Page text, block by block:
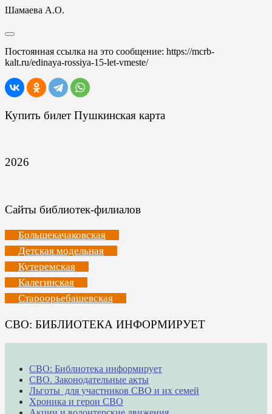
Шамаева А.О.
Постоянная ссылка на это сообщение: https://mcrb-
kalt.ru/edinaya-rossiya-15-let-vmeste/
Купить билет Пушкинская карта
2026
Сайты библиотек-филиалов
Большекачаковская
Детская модельная
Кутеремская
Калегинская
Староорьебашевская
СВО: БИБЛИОТЕКА ИНФОРМИРУЕТ
СВО: Библиотека информирует
СВО. Законодательные акты
Льготы для участников СВО и их семей
Хроника и герои СВО